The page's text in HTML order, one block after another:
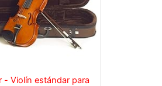
- Violín estándar para